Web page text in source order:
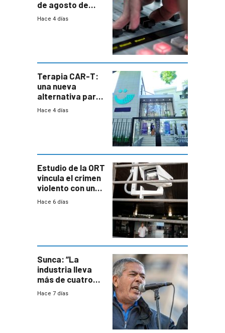
de agosto de
2026
Hace 4 días
Terapia CAR-T:
una nueva
alternativa para
niños y
Hace 4 días
Estudio de la ORT
vincula el crimen
violento con una
menor creación
Hace 6 días
Sunca: “La
industria lleva
más de cuatro
meses sin
Hace 7 días